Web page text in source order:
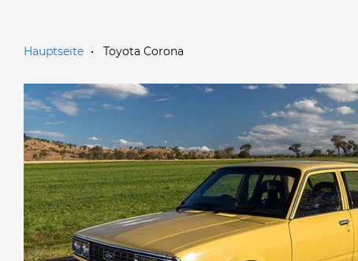
Hauptseite Toyota Corona